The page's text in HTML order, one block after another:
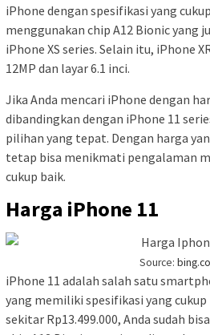
iPhone dengan spesifikasi yang
menggunakan chip A12 Bionic yang
iPhone XS series. Selain itu, iPhone
12MP dan layar 6.1 inci.
Jika Anda mencari iPhone dengan
dibandingkan dengan iPhone 11
pilihan yang tepat. Dengan harga
tetap bisa menikmati pengalaman
cukup baik.
Harga iPhone 11
Source:
iPhone 11 adalah salah satu
yang memiliki spesifikasi yang
sekitar Rp13.499.000, Anda sudah